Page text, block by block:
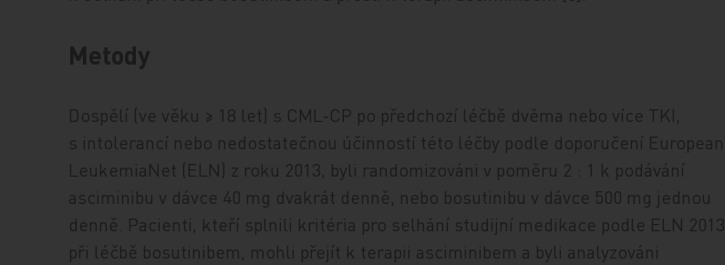
Metody
Dospělí (ve věku ≥ 18 let) s CML‑CP po předchozí léčbě dvěma nebo více TKI,
s intolerancí nebo nedostatečnou účinností této léčby podle doporučení European
LeukemiaNet (ELN) z roku 2013, byli randomizováni v poměru 2 : 1 k podávání
asciminibu v dávce 40 mg dvakrát denně, nebo bosutinibu v dávce 500 mg jednou
denně. Pacienti, kteří splnili kritéria pro selhání studijní medikace podle ELN 2013
při léčbě bosutinibem, mohli přejít k terapii asciminibem a byli analyzováni